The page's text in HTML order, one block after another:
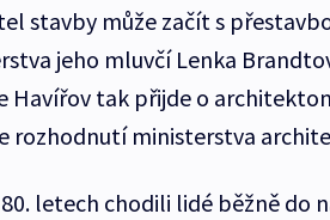
stavby může začít s
jeho mluvčí Lenka
Havířov tak přijde o
rozhodnutí ministerstva
letech chodili lidé běžně do